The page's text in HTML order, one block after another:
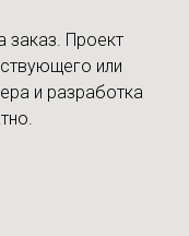
заказ. Проект
или
и разработка